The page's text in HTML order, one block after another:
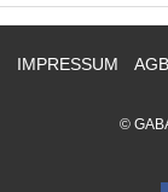
IMPRESSUM AGB
©